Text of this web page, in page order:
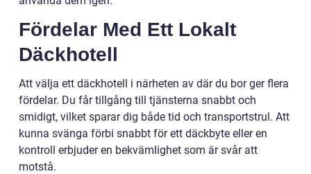
Fördelar Med Ett Lokalt
Däckhotell
Att välja ett däckhotell i närheten av där du bor ger flera
fördelar. Du får tillgång till tjänsterna snabbt och
smidigt, vilket sparar dig både tid och transportstrul. Att
kunna svänga förbi snabbt för ett däckbyte eller en
kontroll erbjuder en bekvämlighet som är svår att
motstå.